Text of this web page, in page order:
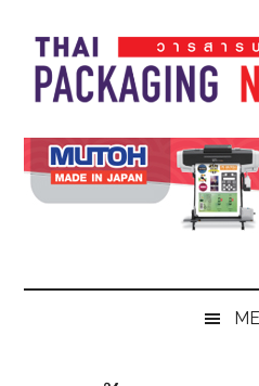
main
content
secondary
menu
primary
sidebar
footer
Thai
Pack
Magazine
Pack
Magazine